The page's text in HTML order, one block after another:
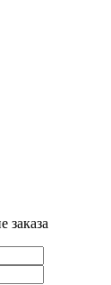
заказа